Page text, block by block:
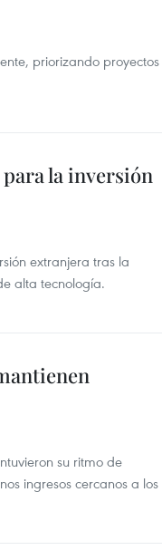
priorizando proyectos
la inversión
extranjera tras la
alta tecnología.
su ritmo de
ingresos cercanos a los